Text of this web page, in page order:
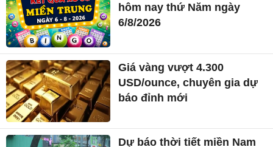
hôm nay thứ Năm ngày
6/8/2026
Giá vàng vượt 4.300
USD/ounce, chuyên gia dự
báo đỉnh mới
Dự báo thời tiết miền Nam